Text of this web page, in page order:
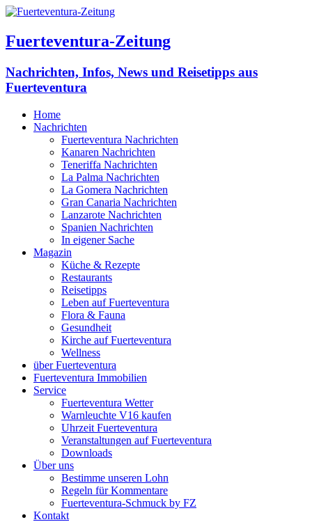
Fuerteventura-Zeitung
Nachrichten, Infos, News und Reisetipps aus
Fuerteventura
Home
Nachrichten
Fuerteventura Nachrichten
Kanaren Nachrichten
Teneriffa Nachrichten
La Palma Nachrichten
La Gomera Nachrichten
Gran Canaria Nachrichten
Lanzarote Nachrichten
Spanien Nachrichten
In eigener Sache
Magazin
Küche & Rezepte
Restaurants
Reisetipps
Leben auf Fuerteventura
Flora & Fauna
Gesundheit
Kirche auf Fuerteventura
Wellness
über Fuerteventura
Fuerteventura Immobilien
Service
Fuerteventura Wetter
Warnleuchte V16 kaufen
Uhrzeit Fuerteventura
Veranstaltungen auf Fuerteventura
Downloads
Über uns
Bestimme unseren Lohn
Regeln für Kommentare
Fuerteventura-Schmuck by FZ
Kontakt